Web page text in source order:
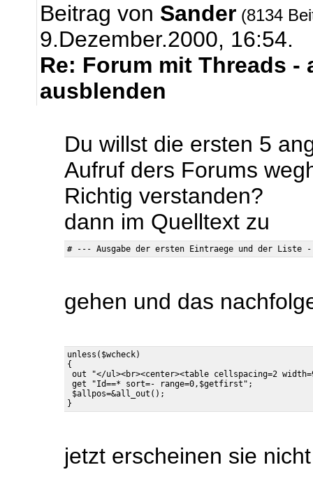
Beitrag von Sander (8134
9.Dezember.2000, 16:54.
Re: Forum mit Threads -
ausblenden
Du willst die ersten 5
Aufruf ders Forums
Richtig verstanden?
dann im Quelltext zu
gehen und das
unless($wcheck)
{
out "</ul><br><center><table cellspacing=2
get "Id==* sort=- range=0,$getfirst";
$allpos=&all_out();
jetzt erscheinen sie